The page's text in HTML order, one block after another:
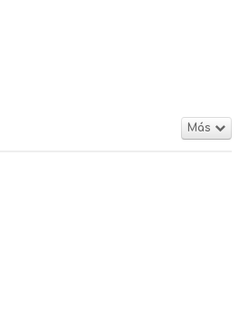
Más